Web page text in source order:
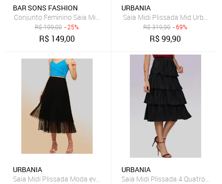
BAR SONS FASHION
Conjunto Feminino Saia Midi e Blazer Xadrez Outono Inverno Social
R$199,00 - 25%
R$ 149,00
URBANIA
Saia Midi Plissada Mid Urbania
R$319,90 - 69%
R$99,90
URBANIA
Saia Midi Plissada Moda evangelica Tule poa Forrado 2 Camadas
URBANIA
Saia Midi Plissada 4 Quatro